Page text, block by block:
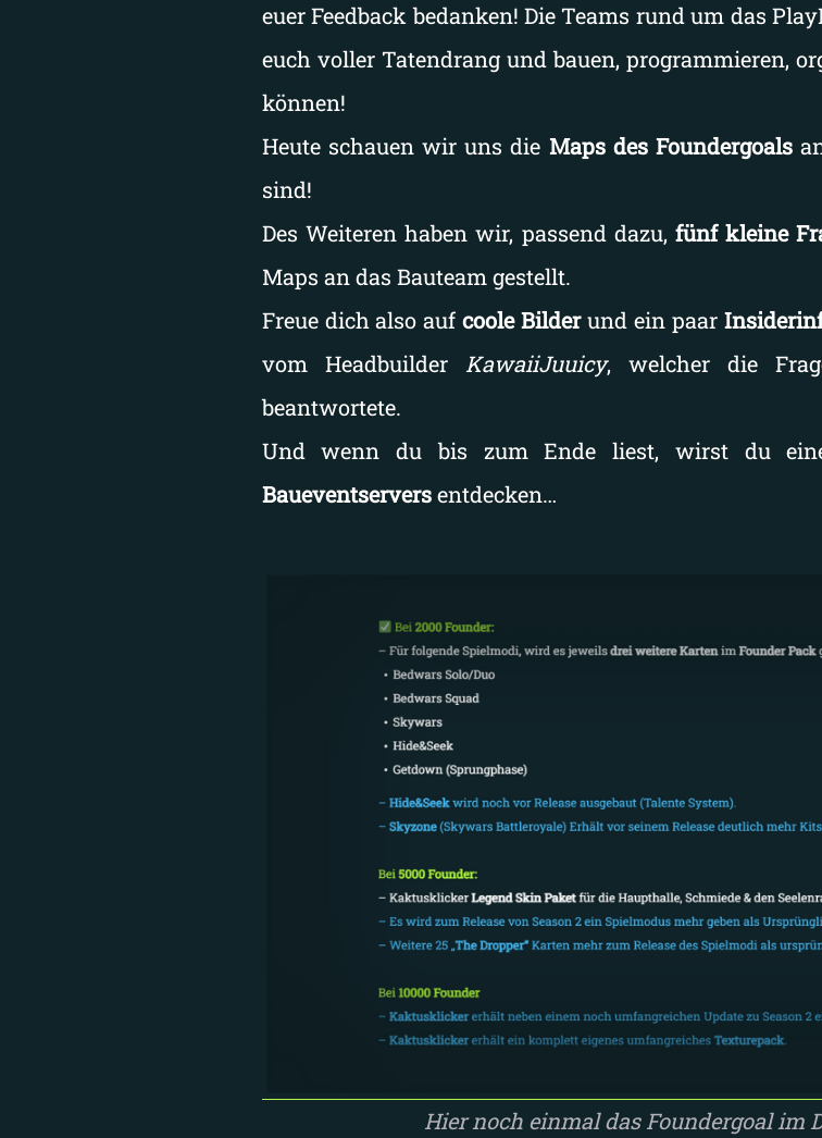
euer Feedback bedanken! Die Teams rund um das
euch voller Tatendrang und bauen, programmieren,
können!
Heute schauen wir uns die Maps des Foundergoals
sind!
Des Weiteren haben wir, passend dazu, fünf kleine
Maps an das Bauteam gestellt.
Freue dich also aufcoole Bilderund ein paar
vom Headbuilder KawaiiJuuicy, welcher die
beantwortete.
Und wenn du bis zum Ende liest, wirst du
Baueventserversentdecken…
Hier noch einmal das Foundergoal im